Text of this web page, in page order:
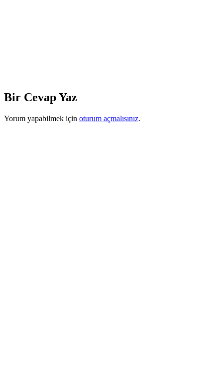
Bir Cevap Yaz
Yorum yapabilmek için oturum açmalısınız.